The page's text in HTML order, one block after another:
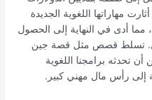
مهاراتها اللغوية الجديدة
مما أدى في النهاية إلى الحصول
تسلط قصص مثل قصة جين
تحدثه برامجنا اللغوية
إلى رأس مال مهني كبير.